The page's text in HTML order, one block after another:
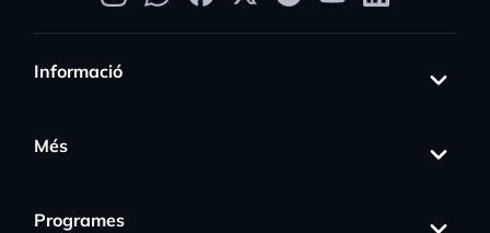
Informació
Més
Programes